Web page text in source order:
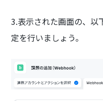
3.表示された画面の、以
定を行いましょう。